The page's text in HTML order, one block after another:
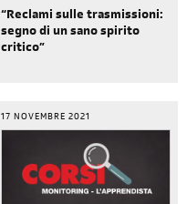
“Reclami sulle trasmissioni:
segno di un sano spirito
critico”
17 NOVEMBRE 2021